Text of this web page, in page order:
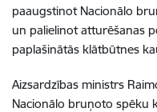
paaugstinot Nacionālo
un palielinot atturēšanas
paplašinātās klātbūtnes
Aizsardzības ministrs
Nacionālo bruņoto spēku